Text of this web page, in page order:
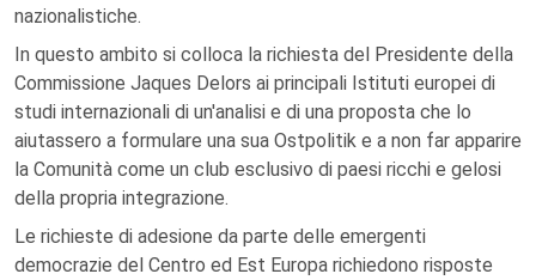
nazionalistiche.
In questo ambito si colloca la richiesta del Presidente della
Commissione Jaques Delors ai principali Istituti europei di
studi internazionali di un'analisi e di una proposta che lo
aiutassero a formulare una sua Ostpolitik e a non far apparire
la Comunità come un club esclusivo di paesi ricchi e gelosi
della propria integrazione.
Le richieste di adesione da parte delle emergenti
democrazie del Centro ed Est Europa richiedono risposte